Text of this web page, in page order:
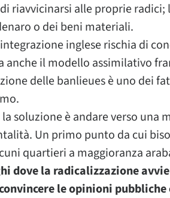
riavvicinarsi alle proprie radici;
o dei beni materiali.
inglese rischia di
anche il modello assimilativo
delle banlieues è uno dei
soluzione è andare verso una
Un primo punto da cui
quartieri a maggioranza
dove la radicalizzazione
le opinioni